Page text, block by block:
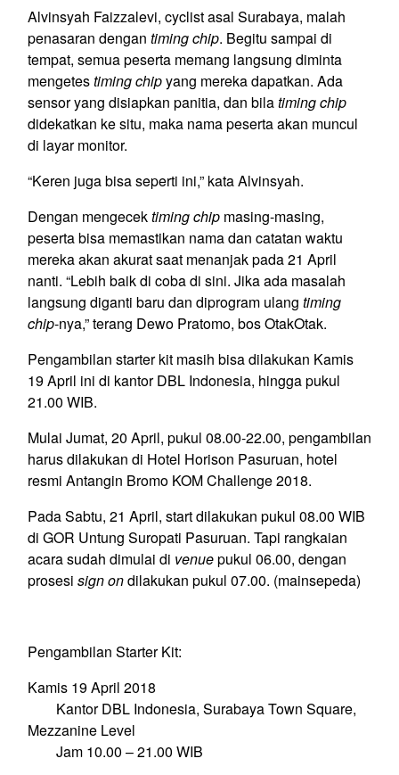
Alvinsyah Faizzalevi, cyclist asal Surabaya, malah
penasaran dengan timing chip. Begitu sampai di
tempat, semua peserta memang langsung diminta
mengetestiming chipyang mereka dapatkan. Ada
sensor yang disiapkan panitia, dan bilatiming chip
didekatkan ke situ, maka nama peserta akan muncul
di layar monitor.
“Keren juga bisa seperti ini,” kata Alvinsyah.
Dengan mengecektiming chip masing-masing,
peserta bisa memastikan nama dan catatan waktu
mereka akan akurat saat menanjak pada 21 April
nanti. “Lebih baik di coba di sini. Jika ada masalah
langsung diganti baru dan diprogram ulang timing
chip-nya,” terang Dewo Pratomo, bos OtakOtak.
Pengambilan starter kit masih bisa dilakukan Kamis
19 April ini di kantor DBL Indonesia, hingga pukul
21.00 WIB.
Mulai Jumat, 20 April, pukul 08.00-22.00, pengambilan
harus dilakukan di Hotel Horison Pasuruan, hotel
resmi Antangin Bromo KOM Challenge 2018.
Pada Sabtu, 21 April, start dilakukan pukul 08.00 WIB
di GOR Untung Suropati Pasuruan. Tapi rangkaian
acara sudah dimulai di venuepukul 06.00, dengan
prosesi sign ondilakukan pukul 07.00. (mainsepeda)
Pengambilan Starter Kit:
Kamis 19 April 2018
Kantor DBL Indonesia, Surabaya Town Square,
Mezzanine Level
Jam 10.00 – 21.00 WIB